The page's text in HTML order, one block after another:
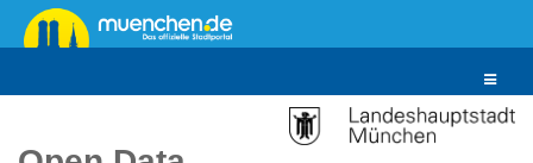
Überspringen
zum
Toggle